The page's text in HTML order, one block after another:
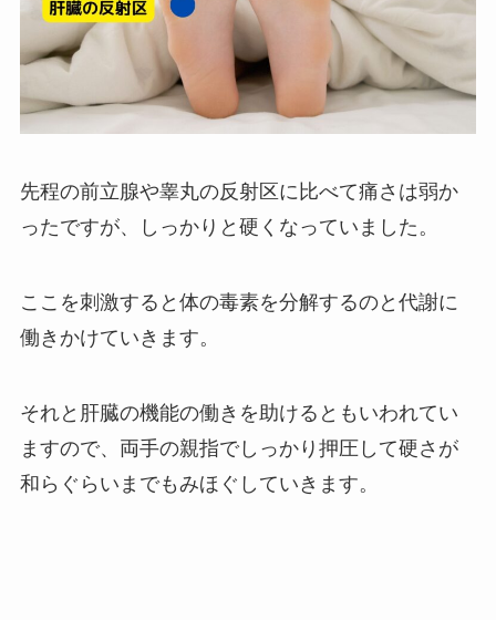
先程の前立腺や睾丸の反射区に比べて痛さは弱か
ったですが、しっかりと硬くなっていました。
ここを刺激すると体の毒素を分解するのと代謝に
働きかけていきます。
それと肝臓の機能の働きを助けるともいわれてい
ますので、両手の親指でしっかり押圧して硬さが
和らぐらいまでもみほぐしていきます。